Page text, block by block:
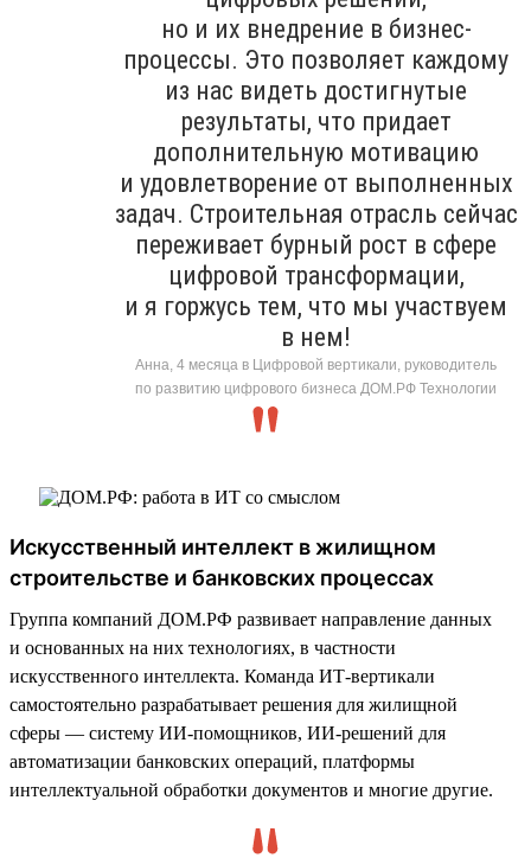
но и их внедрение в бизнес-
процессы. Это позволяет каждому
из нас видеть достигнутые
результаты, что придает
дополнительную мотивацию
и удовлетворение от выполненных
задач. Строительная отрасль сейчас
переживает бурный рост в сфере
цифровой трансформации,
и я горжусь тем, что мы участвуем
в нем!
Анна, 4 месяца в Цифровой вертикали, руководитель
по развитию цифрового бизнеса ДОМ.РФ Технологии
Искусственный интеллект в жилищном
строительстве и банковских процессах
Группа компаний ДОМ.РФ развивает направление данных
и основанных на них технологиях, в частности
искусственного интеллекта. Команда ИТ-вертикали
самостоятельно разрабатывает решения для жилищной
сферы — систему ИИ-помощников, ИИ-решений для
автоматизации банковских операций, платформы
интеллектуальной обработки документов и многие другие.